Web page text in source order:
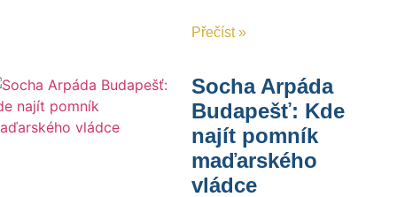
Přečíst »
Socha Arpáda
Budapešť: Kde
najít pomník
maďarského
vládce